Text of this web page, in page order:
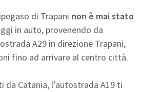
di Trapani non è mai stato
in auto, provenendo da
A29 in direzione Trapani,
fino ad arrivare al centro città.
da Catania, l’autostrada A19 ti